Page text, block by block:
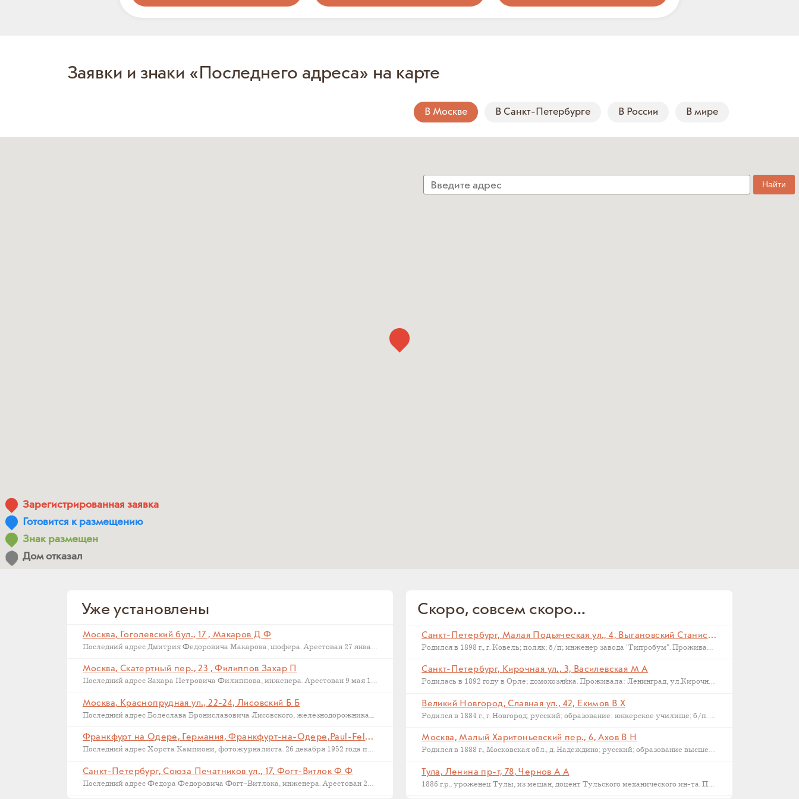
Заявки и знаки «Последнего адреса» на карте
В Москве В Санкт-Петербурге В России В мире
Зарегистрированная заявка
Готовится к размещению
Знак размещен
Дом отказал
Уже установлены
Москва, Гоголевский бул., 17 , Макаров Д Ф
Последний адрес Дмитрия Федоровича Макарова, шофера. Арестован 27 января 1937...
Москва, Скатертный пер., 23 , Филиппов Захар П
Последний адрес Захара Петровича Филиппова, инженера. Арестован 9 мая 1933...
Москва, Краснопрудная ул., 22-24, Лисовский Б Б
Последний адрес Болеслава Брониславовича Лисовского, железнодорожника....
Франкфурт на Одере, Германия, Франкфурт-на-Одере,Paul-Feldner-Straße, 13, Кампиони Х Г
Последний адрес Хорста Кампиони, фотожурналиста. 26 декабря 1952 года приговорен...
Санкт-Петербург, Союза Печатников ул., 17, Фогт-Витлок Ф Ф
Последний адрес Федора Федоровича Фогт-Витлока, инженера. Арестован 27 июня...
Скоро, совсем скоро...
Санкт-Петербург, Малая Подьяческая ул., 4, Выгановский Станислав С (
Родился в 1898 г., г. Ковель; поляк; б/п; инженер завода "Гипробум". Проживал: Ленинград, Малая Подьяческая ул., д.4, кв.18. Арестован 16 сентября 1937 г. Приговорен: Комиссия НКВД и прокуратуры СССР 23 сентября 1937 г., обв.: 58-6-9-11 УК РСФСР. Расстрелян 28 сентября 1937 г. Реабилитирован 16.09.1957.
Санкт-Петербург, Кирочная ул., 3, Василевская М А
Родилась в 1892 году в Орле; домохозяйка. Проживала: Ленинград, ул.Кирочная, д.3, кв.2. Арестована: сентябрь-ноябрь 1937 года. Была сослана в Казахстан как ЧСИР. Умерла в 1944-45 г, село Манкент, Южный Казахстан.
Великий Новгород, Славная ул., 42, Екимов В Х
Родился в 1884 г., г. Новгород; русский; образование: юнкерское училище; б/п. Счетовод леспромхоза. Проживал: г. Новгород. Арестован 18 марта 1931 г. Приговорен: 23 апреля 1931 г. Приговор: Дело прекращено, освобожден. Бухгалтер артели "Сапожник". Арестован 2 апреля 1938 г. Приговор: ВМН.
Москва, Малый Харитоньевский пер., 6, Ахов В Н
Родился в 1888 г., Московская обл., д. Надеждино; русский; образование высшее; член ВКП(б); преподаватель Военной Академии РККА. Проживал: Москва, ул. М. Харитоньевская, 6-4. Арестован 31 декабря 1932 г. Приговорен: Коллегией ОГПУ 17 февраля 1933 г., обв.: террористической деятельности, к.-р. агитации и пропаганде. Расстрелян 21 марта 1933 г. Место захоронения – Москва, Ваганьковское кладбище. Реабилитирован 6 марта 1958 г.
Тула, Ленина пр-т, 78, Чернов А А
1886 г.р., уроженец Тулы, из мещан, доцент Тульского механического ин-та. Проживал: Тула, ул. Коммунаров 122, кв. 17. Арестован 24 января 1938 г. Обвинение: участник контрреволюционной эсеровской организации г. Тулы. Дата смерти – 9 октября 1938 года. Реабилитирован в 1955 году.